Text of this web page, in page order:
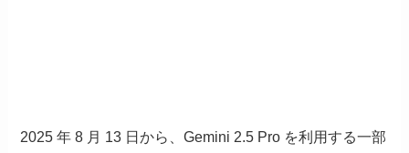
2025 年 8 月 13 日から、Gemini 2.5 Pro を利用する一部